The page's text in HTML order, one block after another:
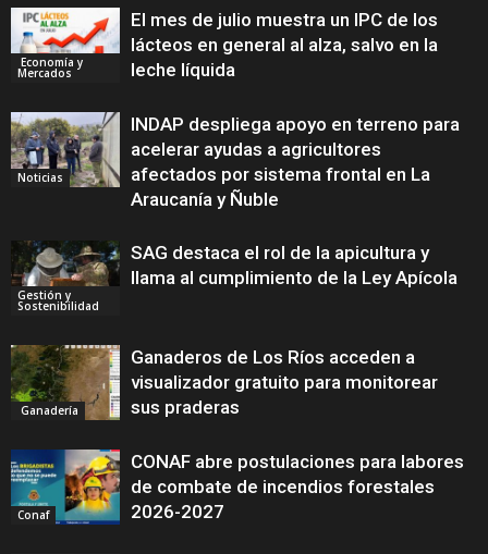
Economía y
Mercados
El mes de julio muestra un IPC de los
lácteos en general al alza, salvo en la
leche líquida
Noticias
INDAP despliega apoyo en terreno para
acelerar ayudas a agricultores
afectados por sistema frontal en La
Araucanía y Ñuble
Gestión y
Sostenibilidad
SAG destaca el rol de la apicultura y
llama al cumplimiento de la Ley Apícola
Ganadería
Ganaderos de Los Ríos acceden a
visualizador gratuito para monitorear
sus praderas
Conaf
CONAF abre postulaciones para labores
de combate de incendios forestales
2026-2027